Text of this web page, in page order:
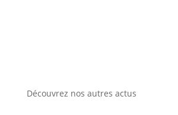
Découvrez nos autres actus